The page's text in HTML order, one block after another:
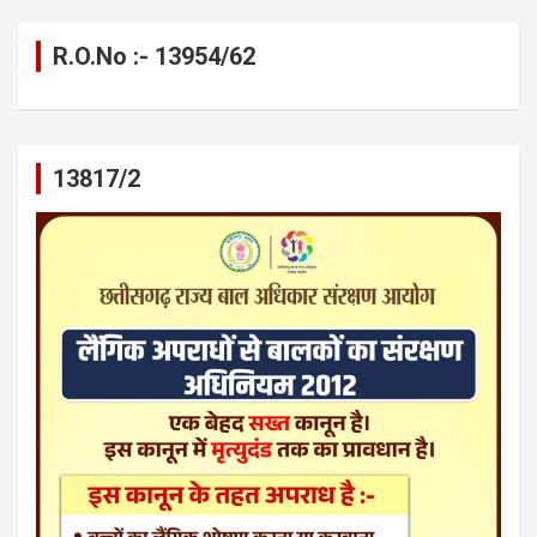
R.O.No :- 13954/62
13817/2